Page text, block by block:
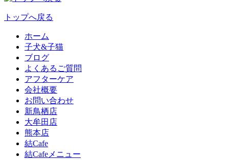
トップへ戻る
ホーム
子犬&子猫
ブログ
よくあるご質問
アフターケア
会社概要
お問い合わせ
新鳥栖店
大牟田店
熊本店
結Cafe
結Cafeメニュー